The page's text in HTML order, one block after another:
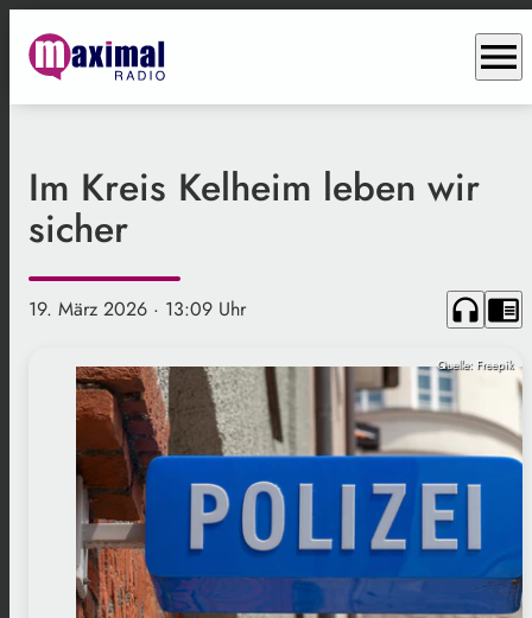
menu
Im Kreis Kelheim leben wir
sicher
19. März 2026 · 13:09 Uhr headphones chrome_reader_mode
Quelle: Freepik